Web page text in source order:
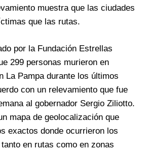
muestra que las ciudades
que las rutas.
por la Fundación Estrellas
299 personas murieron en
La Pampa durante los últimos
con un relevamiento que fue
al gobernador Sergio Ziliotto.
mapa de geolocalización que
exactos donde ocurrieron los
en rutas como en zonas